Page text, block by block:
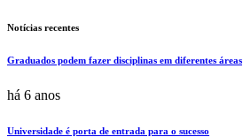
Notícias recentes
Graduados podem fazer disciplinas em diferentes áreas
há 6 anos
Universidade é porta de entrada para o sucesso